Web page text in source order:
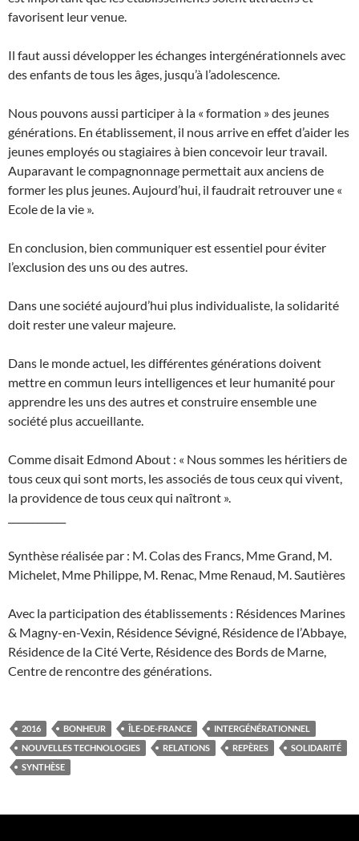
favorisent leur venue.
Il faut aussi développer les échanges intergénérationnels avec
des enfants de tous les âges, jusqu’à l’adolescence.
Nous pouvons aussi participer à la « formation » des jeunes
générations. En établissement, il nous arrive en effet d’aider les
jeunes employés ou stagiaires à bien concevoir leur travail.
Auparavant le compagnonnage permettait aux anciens de
former les plus jeunes. Aujourd’hui, il faudrait retrouver une «
Ecole de la vie ».
En conclusion, bien communiquer est essentiel pour éviter
l’exclusion des uns ou des autres.
Dans une société aujourd’hui plus individualiste, la solidarité
doit rester une valeur majeure.
Dans le monde actuel, les différentes générations doivent
mettre en commun leurs intelligences et leur humanité pour
apprendre les uns des autres et construire ensemble une
société plus accueillante.
Comme disait Edmond About : « Nous sommes les héritiers de
tous ceux qui sont morts, les associés de tous ceux qui vivent,
la providence de tous ceux qui naîtront ».
Synthèse réalisée par : M. Colas des Francs, Mme Grand, M.
Michelet, Mme Philippe, M. Renac, Mme Renaud, M. Sautières
Avec la participation des établissements : Résidences Marines
& Magny-en-Vexin, Résidence Sévigné, Résidence de l’Abbaye,
Résidence de la Cité Verte, Résidence des Bords de Marne,
Centre de rencontre des générations.
2016 BONHEUR ÎLE-DE-FRANCE
INTERGÉNÉRATIONNEL
NOUVELLES TECHNOLOGIES
RELATIONS REPÈRES
SOLIDARITÉ
SYNTHÈSE